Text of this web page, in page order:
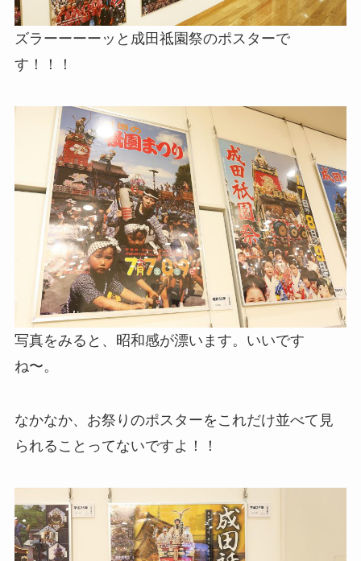
ズラーーーーッと成田祗園祭のポスターで
す！！！
写真をみると、昭和感が漂います。いいです
ね〜。
なかなか、お祭りのポスターをこれだけ並べて見
られることってないですよ！！